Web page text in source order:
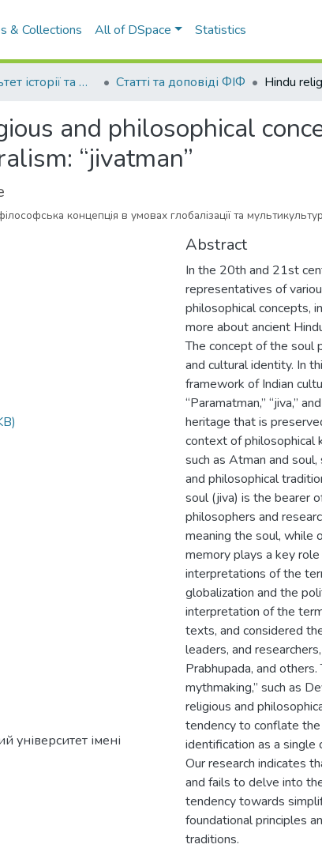
& Collections All of DSpace Statistics
06. Факультет історії та філософії Статті та доповіді ФІФ
and philosophical
“jivatman”
концепція в умовах глобалізації та
університет імені
Abstract
In the 20th and 21st
representatives of
philosophical concepts,
more about ancient
The concept of the soul
and cultural identity. In
framework of Indian
“Paramatman,” “jiva,”
heritage that is
context of philosophical
such as Atman and
and philosophical
soul (jiva) is the bearer
philosophers and
meaning the soul, while
memory plays a key
interpretations of the
globalization and the
interpretation of the
texts, and considered
leaders, and
Prabhupada, and
mythmaking,” such as
religious and
tendency to conflate
identification as a single
Our research indicates
and fails to delve into
tendency towards
foundational principles